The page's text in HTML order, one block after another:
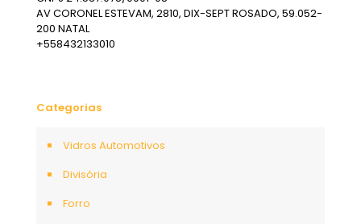
AV CORONEL ESTEVAM, 2810, DIX-SEPT ROSADO, 59.052-
200 NATAL
+558432133010
Categorias
Vidros Automotivos
Divisória
Forro